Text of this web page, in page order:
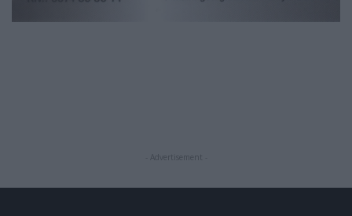
- Advertisement -